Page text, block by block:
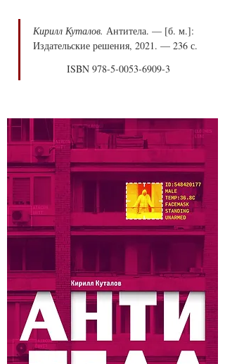
Кирилл Куталов. Антитела. — [б. м.]:
Издательские решения, 2021. — 236 с.
            ISBN 978-5-0053-6909-3